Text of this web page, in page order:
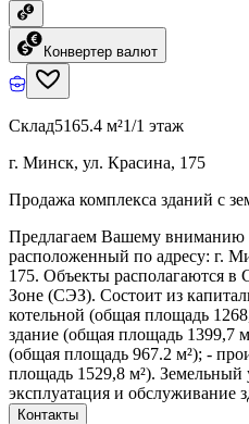
Конвертер валют
Склад5165.4 м²1/1 этаж
г. Минск, ул. Красина, 175
Продажа комплекса зданий с
Предлагаем Вашему вниманию
расположенный по адресу: г.
175. Объекты располагаются в
Зоне (СЭЗ). Состоит из
котельной (общая площадь
здание (общая площадь 1399,7
(общая площадь 967.2 м²); -
площадь 1529,8 м²). Земельный
эксплуатация и обслуживание
Контакты